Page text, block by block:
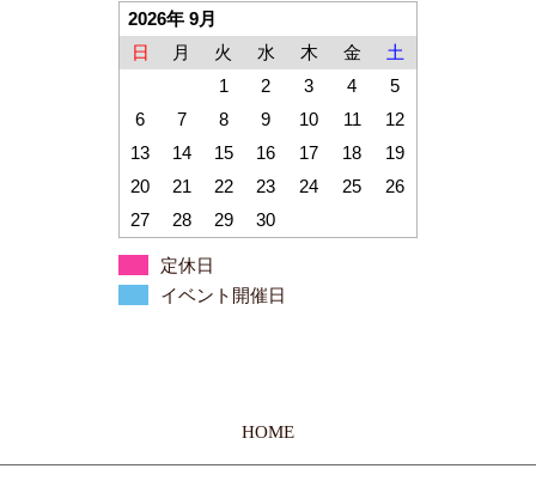
2026年 9月
日
月 火 水 木 金
土
1
2 3 4
5
6
7 8 9 10 11
12
13
14 15 16 17 18
19
20
21 22 23 24 25
26
27
28 29 30
定休日
イベント開催日
HOME